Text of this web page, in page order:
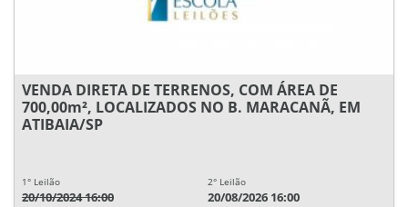
VENDA DIRETA DE TERRENOS, COM ÁREA DE
700,00m², LOCALIZADOS NO B. MARACANÃ, EM
ATIBAIA/SP
1° Leilão
20/10/2024 16:00
2° Leilão
20/08/2026 16:00